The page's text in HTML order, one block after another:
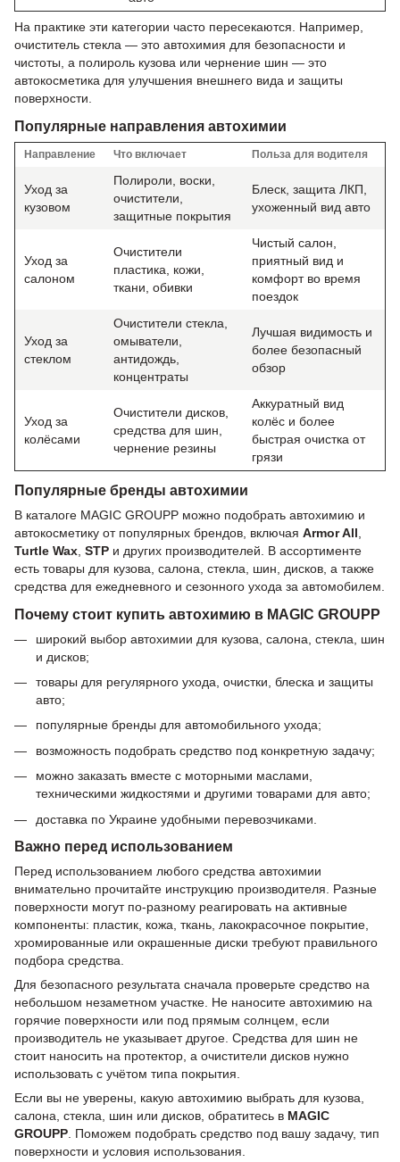
На практике эти категории часто пересекаются. Например,
очиститель стекла — это автохимия для безопасности и
чистоты, а полироль кузова или чернение шин — это
автокосметика для улучшения внешнего вида и защиты
поверхности.
Популярные направления автохимии
Направление Что включает Польза для водителя
Уход за
кузовом
Полироли, воски,
очистители,
защитные покрытия
Блеск, защита ЛКП,
ухоженный вид авто
Уход за
салоном
Очистители
пластика, кожи,
ткани, обивки
Чистый салон,
приятный вид и
комфорт во время
поездок
Уход за
стеклом
Очистители стекла,
омыватели,
антидождь,
концентраты
Лучшая видимость и
более безопасный
обзор
Уход за
колёсами
Очистители дисков,
средства для шин,
чернение резины
Аккуратный вид
колёс и более
быстрая очистка от
грязи
Популярные бренды автохимии
В каталоге MAGIC GROUPP можно подобрать автохимию и
автокосметику от популярных брендов, включая Armor All
Turtle Wax STP и других производителей. В ассортименте
есть товары для кузова, салона, стекла, шин, дисков, а также
средства для ежедневного и сезонного ухода за автомобилем.
Почему стоит купить автохимию в MAGIC GROUPP
широкий выбор автохимии для кузова, салона, стекла, шин
и дисков;
товары для регулярного ухода, очистки, блеска и защиты
авто;
популярные бренды для автомобильного ухода;
возможность подобрать средство под конкретную задачу;
можно заказать вместе с моторными маслами,
техническими жидкостями и другими товарами для авто;
доставка по Украине удобными перевозчиками.
Важно перед использованием
Перед использованием любого средства автохимии
внимательно прочитайте инструкцию производителя. Разные
поверхности могут по-разному реагировать на активные
компоненты: пластик, кожа, ткань, лакокрасочное покрытие,
хромированные или окрашенные диски требуют правильного
подбора средства.
Для безопасного результата сначала проверьте средство на
небольшом незаметном участке. Не наносите автохимию на
горячие поверхности или под прямым солнцем, если
производитель не указывает другое. Средства для шин не
стоит наносить на протектор, а очистители дисков нужно
использовать с учётом типа покрытия.
Если вы не уверены, какую автохимию выбрать для кузова,
салона, стекла, шин или дисков, обратитесь в MAGIC
GROUPP. Поможем подобрать средство под вашу задачу, тип
поверхности и условия использования.